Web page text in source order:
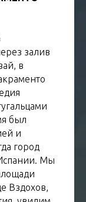
залив
в
был
и
город
Мы
Вздохов,